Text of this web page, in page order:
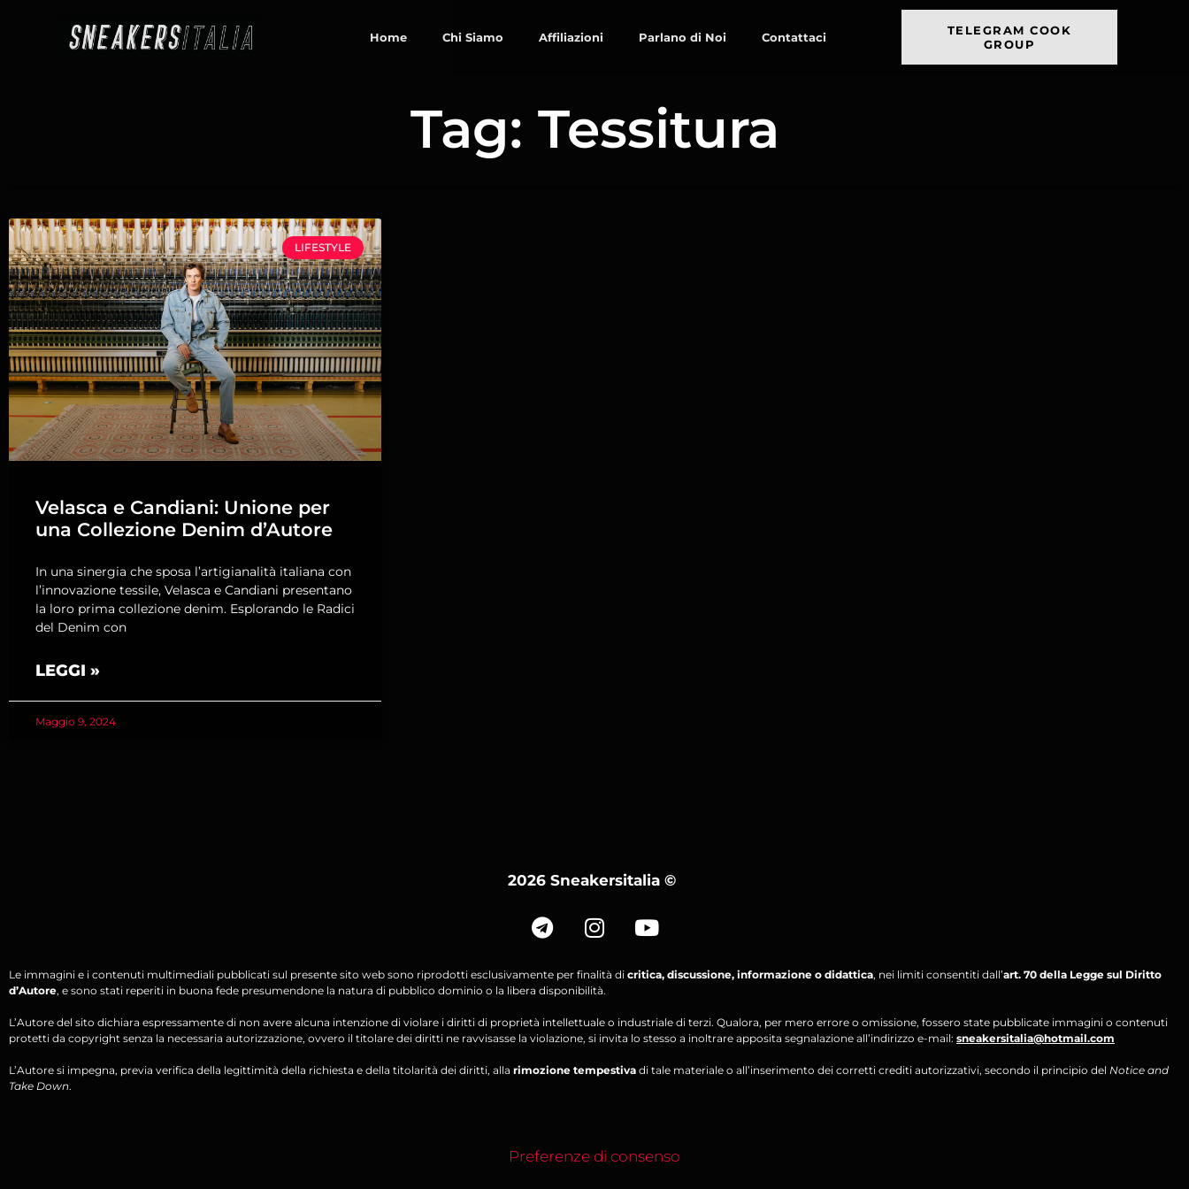
Home Chi Siamo Affiliazioni Parlano di Noi Contattaci
TELEGRAM COOK
GROUP
Tag: Tessitura
LIFESTYLE
Velasca e Candiani: Unione per
una Collezione Denim d’Autore
In una sinergia che sposa l’artigianalità italiana con
l’innovazione tessile, Velasca e Candiani presentano
la loro prima collezione denim. Esplorando le Radici
del Denim con
LEGGI »
Maggio 9, 2024
2026 Sneakersitalia©
Le immagini e i contenuti multimediali pubblicati sul presente sito web sono riprodotti esclusivamente per finalità di critica, discussione, informazione o didattica, nei limiti consentiti dall’art. 70 della Legge sul Diritto
d’Autore, e sono stati reperiti in buona fede presumendone la natura di pubblico dominio o la libera disponibilità.
L’Autore del sito dichiara espressamente di non avere alcuna intenzione di violare i diritti di proprietà intellettuale o industriale di terzi. Qualora, per mero errore o omissione, fossero state pubblicate immagini o contenuti
protetti da copyright senza la necessaria autorizzazione, ovvero il titolare dei diritti ne ravvisasse la violazione, si invita lo stesso a inoltrare apposita segnalazione all’indirizzo e-mail: sneakersitalia@hotmail.com
L’Autore si impegna, previa verifica della legittimità della richiesta e della titolarità dei diritti, alla rimozione tempestiva di tale materiale o all’inserimento dei corretti crediti autorizzativi, secondo il principio del Notice and
Take Down.
Preferenze di consenso